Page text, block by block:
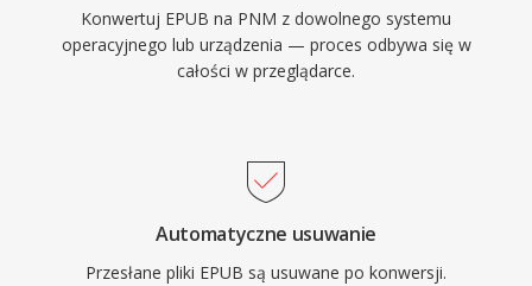
Konwertuj EPUB na PNM z dowolnego systemu
operacyjnego lub urządzenia — proces odbywa się w
całości w przeglądarce.
Automatyczne usuwanie
Przesłane pliki EPUB są usuwane po konwersji.